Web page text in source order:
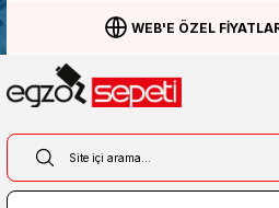
WEB'E ÖZEL